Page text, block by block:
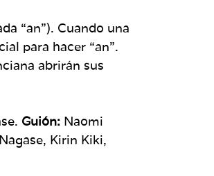
“an”). Cuando una
para hacer “an”.
abrirán sus
Guión: Naomi
Kirin Kiki,